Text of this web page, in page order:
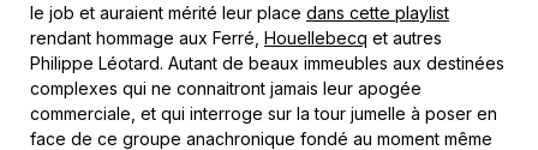
le job et auraient mérité leur place dans cette playlist
rendant hommage aux Ferré, Houellebecq et autres
Philippe Léotard. Autant de beaux immeubles aux destinées
complexes qui ne connaitront jamais leur apogée
commerciale, et qui interroge sur la tour jumelle à poser en
face de ce groupe anachronique fondé au moment même